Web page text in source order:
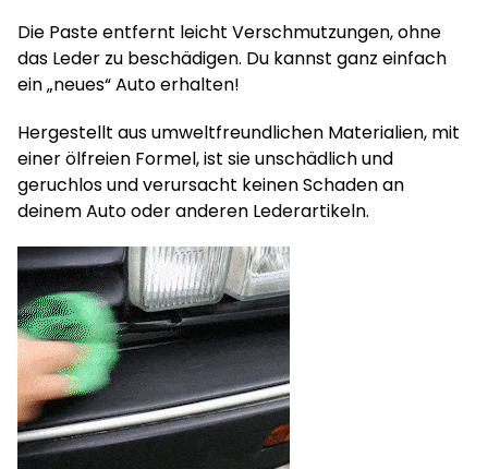
Die Paste entfernt leicht Verschmutzungen, ohne
das Leder zu beschädigen. Du kannst ganz einfach
ein „neues“ Auto erhalten!
Hergestellt aus umweltfreundlichen Materialien, mit
einer ölfreien Formel, ist sie unschädlich und
geruchlos und verursacht keinen Schaden an
deinem Auto oder anderen Lederartikeln.